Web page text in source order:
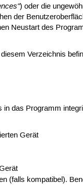
) oder die
der
Neustart des
Verzeichnis
das Programm
Gerät
(falls kompatibel).